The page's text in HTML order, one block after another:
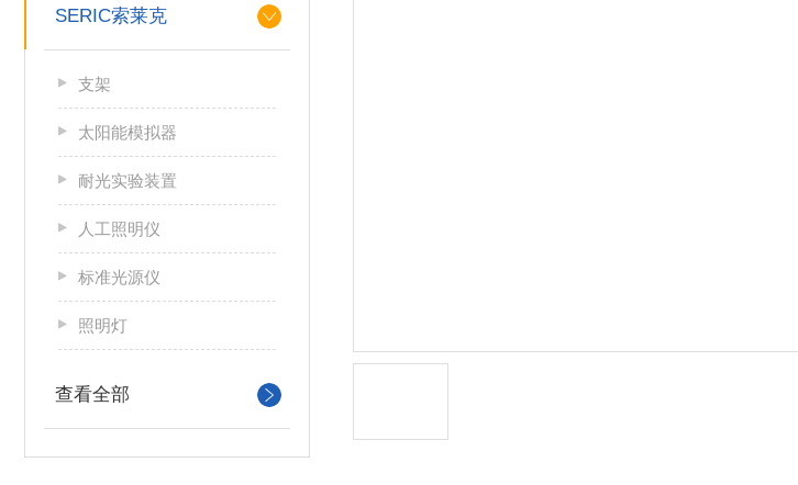
SERIC索莱克
支架
太阳能模拟器
耐光实验装置
人工照明仪
标准光源仪
照明灯
查看全部